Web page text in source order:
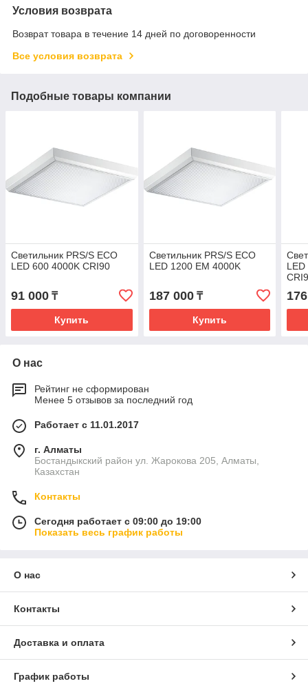
Условия возврата
Возврат товара в течение 14 дней по договоренности
Все условия возврата
Подобные товары компании
Светильник PRS/S ECO
LED 600 4000K CRI90
91 000 ₸
Купить
Светильник PRS/S ECO
LED 1200 EM 4000K
187 000₸
Купить
О нас
Рейтинг не сформирован
Менее 5 отзывов за последний год
Работает с 11.01.2017
г. Алматы
Бостандыкский район ул. Жарокова 205, Алматы,
Казахстан
Контакты
Сегодня работает с 09:00 до 19:00
Показать весь график работы
О нас
Контакты
Доставка и оплата
График работы